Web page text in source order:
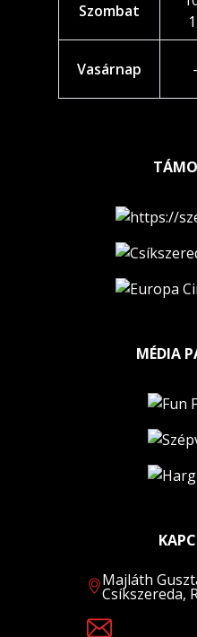
Szombat
Vasárnap
MÉDIA
Majláth
Csíkszereda,